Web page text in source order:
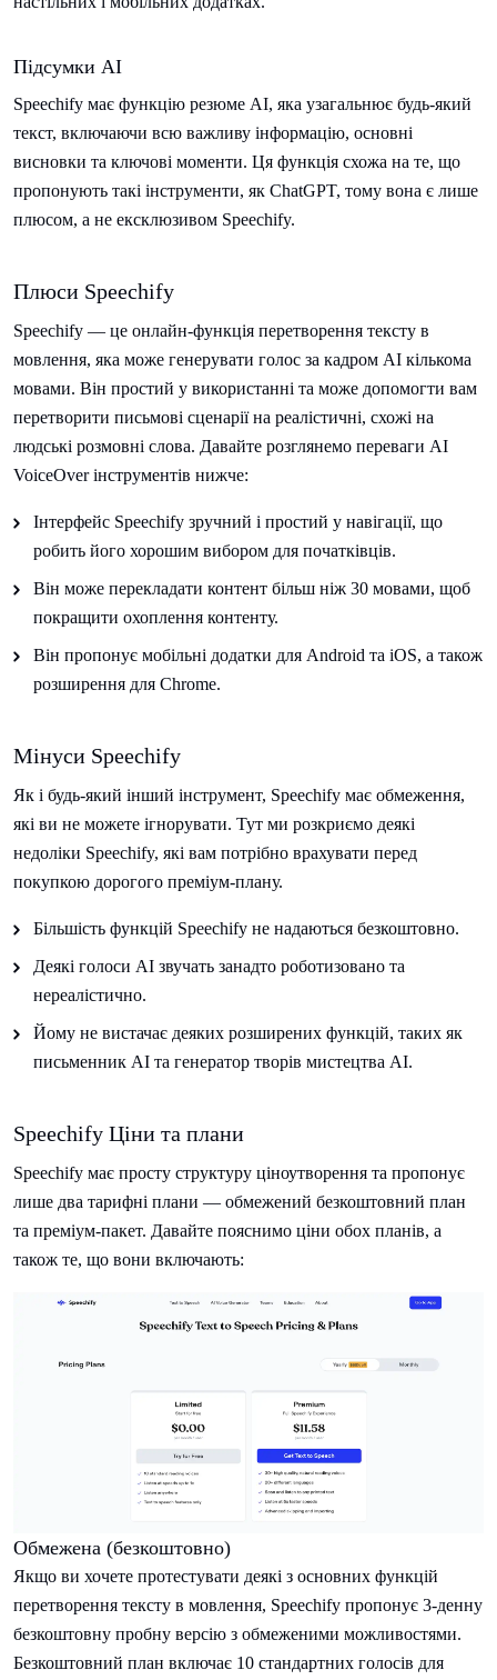
Підсумки AI
Speechify має функцію резюме AI, яка узагальнює будь-який
текст, включаючи всю важливу інформацію, основні
висновки та ключові моменти. Ця функція схожа на те, що
пропонують такі інструменти, як ChatGPT, тому вона є лише
плюсом, а не ексклюзивом Speechify.
Плюси Speechify
Speechify — це онлайн-функція перетворення тексту в
мовлення, яка може генерувати голос за кадром AI кількома
мовами. Він простий у використанні та може допомогти вам
перетворити письмові сценарії на реалістичні, схожі на
людські розмовні слова. Давайте розглянемо переваги AI
VoiceOver інструментів нижче:
Інтерфейс Speechify зручний і простий у навігації, що
робить його хорошим вибором для початківців.
Він може перекладати контент більш ніж 30 мовами, щоб
покращити охоплення контенту.
Він пропонує мобільні додатки для Android та iOS, а також
розширення для Chrome.
Мінуси Speechify
Як і будь-який інший інструмент, Speechify має обмеження,
які ви не можете ігнорувати. Тут ми розкриємо деякі
недоліки Speechify, які вам потрібно врахувати перед
покупкою дорогого преміум-плану.
Більшість функцій Speechify не надаються безкоштовно.
Деякі голоси AI звучать занадто роботизовано та
нереалістично.
Йому не вистачає деяких розширених функцій, таких як
письменник AI та генератор творів мистецтва AI.
Speechify Ціни та плани
Speechify має просту структуру ціноутворення та пропонує
лише два тарифні плани — обмежений безкоштовний план
та преміум-пакет. Давайте пояснимо ціни обох планів, а
також те, що вони включають:
Обмежена (безкоштовно)
Якщо ви хочете протестувати деякі з основних функцій
перетворення тексту в мовлення, Speechify пропонує 3-денну
безкоштовну пробну версію з обмеженими можливостями.
Безкоштовний план включає 10 стандартних голосів для